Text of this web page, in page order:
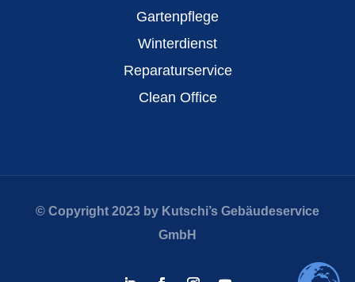
Gartenpflege
Winterdienst
Reparaturservice
Clean Office
© Copyright 2023 by Kutschi’s Gebäudeservice
GmbH